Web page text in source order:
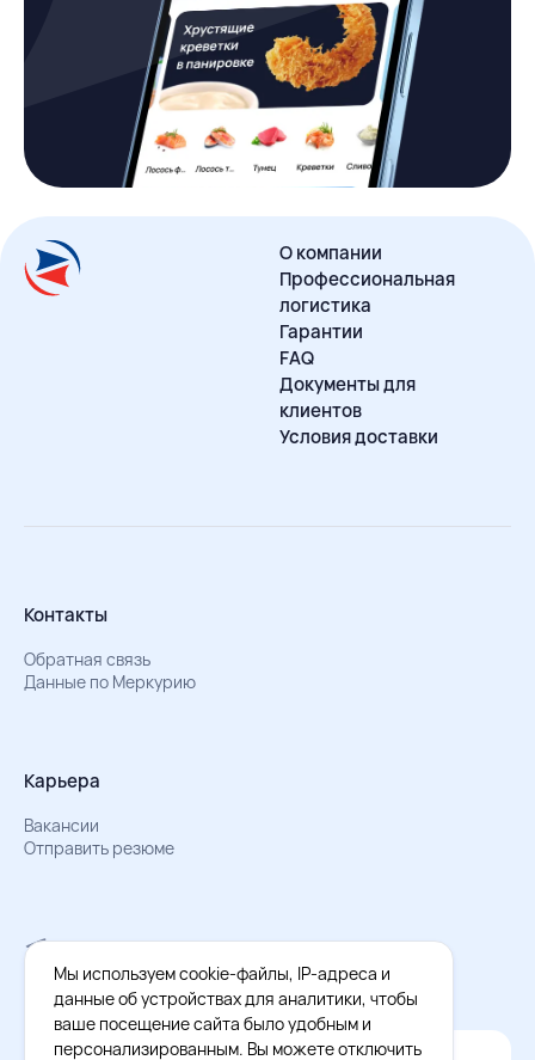
О компании
Профессиональная
логистика
Гарантии
FAQ
Документы для
клиентов
Условия доставки
Контакты
Обратная связь
Данные по Меркурию
Карьера
Вакансии
Отправить резюме
Мы в Телеграм
Документы об обработке персональных данных
Охрана труда – результаты СОУТ
Мы используем cookie-файлы, IP-адреса и
данные об устройствах для аналитики, чтобы
ваше посещение сайта было удобным и
персонализированным. Вы можете отключить